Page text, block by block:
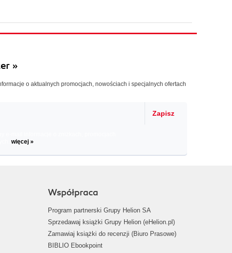
»
o aktualnych promocjach, nowościach i specjalnych ofertach
Zapisz
więcej »
Współpraca
Program partnerski Grupy Helion SA
Sprzedawaj książki Grupy Helion (eHelion.pl)
Zamawiaj książki do recenzji (Biuro Prasowe)
BIBLIO Ebookpoint